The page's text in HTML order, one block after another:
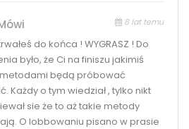
8 lat temu
do końca ! WYGRASZ ! Do
było, że Ci na finiszu jakimiś
będą próbować
Każdy o tym wiedział , tylko nikt
sie że to aż takie metody
O lobbowaniu pisano w prasie